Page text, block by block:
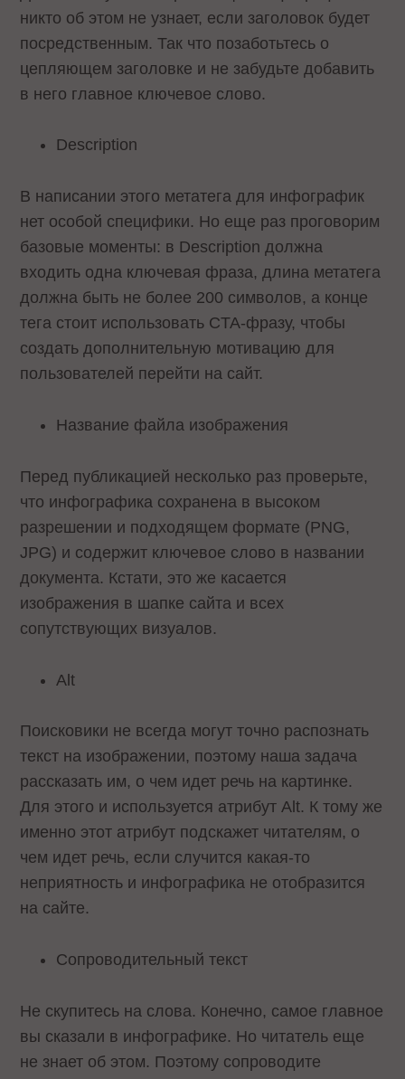
никто об этом не узнает, если заголовок будет
посредственным. Так что позаботьтесь о
цепляющем заголовке и не забудьте добавить
в него главное ключевое слово.
Description
В написании этого метатега для инфографик
нет особой специфики. Но еще раз проговорим
базовые моменты: в Description должна
входить одна ключевая фраза, длина метатега
должна быть не более 200 символов, а конце
тега стоит использовать CTA-фразу, чтобы
создать дополнительную мотивацию для
пользователей перейти на сайт.
Название файла изображения
Перед публикацией несколько раз проверьте,
что инфографика сохранена в высоком
разрешении и подходящем формате (PNG,
JPG) и содержит ключевое слово в названии
документа. Кстати, это же касается
изображения в шапке сайта и всех
сопутствующих визуалов.
Alt
Поисковики не всегда могут точно распознать
текст на изображении, поэтому наша задача
рассказать им, о чем идет речь на картинке.
Для этого и используется атрибут Alt. К тому же
именно этот атрибут подскажет читателям, о
чем идет речь, если случится какая-то
неприятность и инфографика не отобразится
на сайте.
Сопроводительный текст
Не скупитесь на слова. Конечно, самое главное
вы сказали в инфографике. Но читатель еще
не знает об этом. Поэтому сопроводите